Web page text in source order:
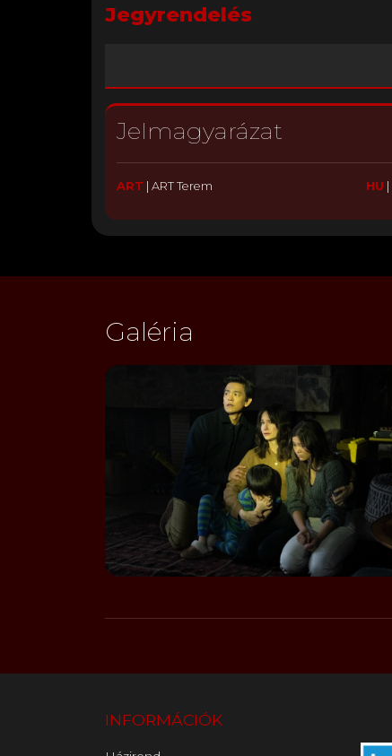
Jegyrendelés
Jelmagyarázat
ART | ART Terem HU |
Galéria
INFORMÁCIÓK